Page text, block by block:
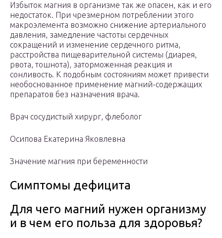
Избыток магния в организме так же опасен, как и его
недостаток. При чрезмерном потреблении этого
макроэлемента возможно снижение артериального
давления, замедление частоты сердечных
сокращений и изменение сердечного ритма,
расстройства пищеварительной системы (диарея,
рвота, тошнота), заторможенная реакция и
сонливость. К подобным состояниям может привести
необоснованное применение магний-содержащих
препаратов без назначения врача.
Врач сосудистый хирург, флеболог
Осипова Екатерина Яковлевна
Значение магния при беременности
Симптомы дефицита
Для чего магний нужен организму
и в чем его польза для здоровья?